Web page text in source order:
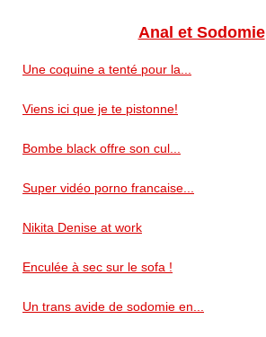
Anal et Sodomie
Une coquine a tenté pour la...
Viens ici que je te pistonne!
Bombe black offre son cul...
Super vidéo porno francaise...
Nikita Denise at work
Enculée à sec sur le sofa !
Un trans avide de sodomie en...